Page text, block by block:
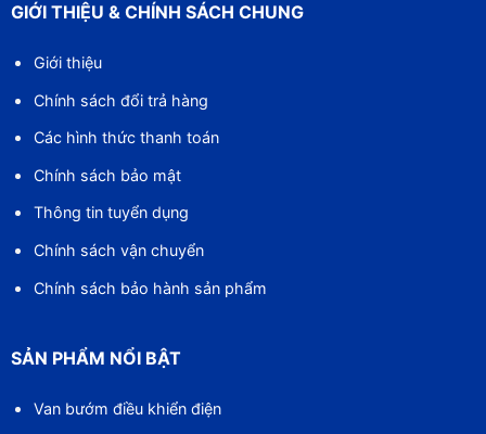
GIỚI THIỆU & CHÍNH SÁCH CHUNG
Giới thiệu
Chính sách đổi trả hàng
Các hình thức thanh toán
Chính sách bảo mật
Thông tin tuyển dụng
Chính sách vận chuyển
Chính sách bảo hành sản phẩm
SẢN PHẨM NỔI BẬT
Van bướm điều khiển điện